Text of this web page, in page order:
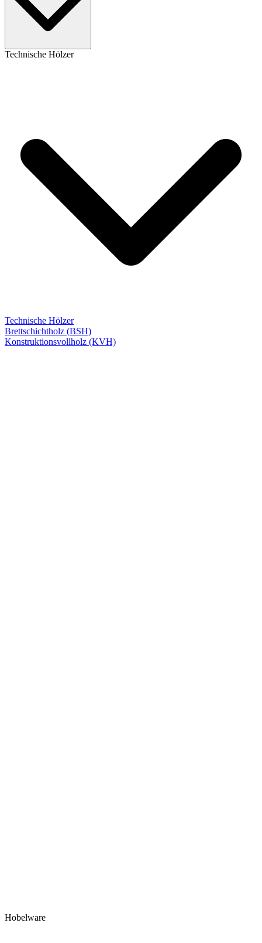
Technische Hölzer
Technische Hölzer
Brettschichtholz (BSH)
Konstruktionsvollholz (KVH)
Hobelware